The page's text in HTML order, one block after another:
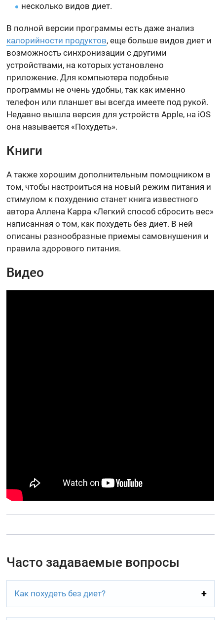
несколько видов диет.
В полной версии программы есть даже анализ
калорийности продуктов, еще больше видов диет и
возможность синхронизации с другими
устройствами, на которых установлено
приложение. Для компьютера подобные
программы не очень удобны, так как именно
телефон или планшет вы всегда имеете под рукой.
Недавно вышла версия для устройств Apple, на iOS
она называется «Похудеть».
Книги
А также хорошим дополнительным помощником в
том, чтобы настроиться на новый режим питания и
стимулом к похудению станет книга известного
автора Аллена Карра «Легкий способ сбросить вес»
написанная о том, как похудеть без диет. В ней
описаны разнообразные приемы самовнушения и
правила здорового питания.
Видео
Часто задаваемые вопросы
Как похудеть без диет?